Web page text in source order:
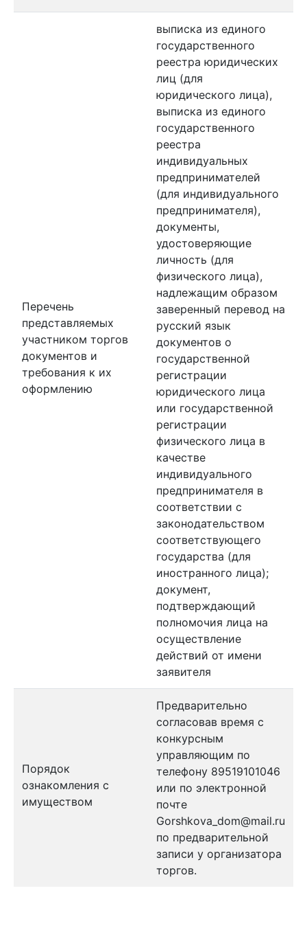
Перечень
представляемых
участником торгов
документов и
требования к их
оформлению
выписка из единого
государственного
реестра юридических
лиц (для
юридического лица),
выписка из единого
государственного
реестра
индивидуальных
предпринимателей
(для индивидуального
предпринимателя),
документы,
удостоверяющие
личность (для
физического лица),
надлежащим образом
заверенный перевод на
русский язык
документов о
государственной
регистрации
юридического лица
или государственной
регистрации
физического лица в
качестве
индивидуального
предпринимателя в
соответствии с
законодательством
соответствующего
государства (для
иностранного лица);
документ,
подтверждающий
полномочия лица на
осуществление
действий от имени
заявителя
Порядок
ознакомления с
имуществом
Предварительно
согласовав время с
конкурсным
управляющим по
телефону 89519101046
или по электронной
почте
Gorshkova_dom@mail.ru
по предварительной
записи у организатора
торгов.